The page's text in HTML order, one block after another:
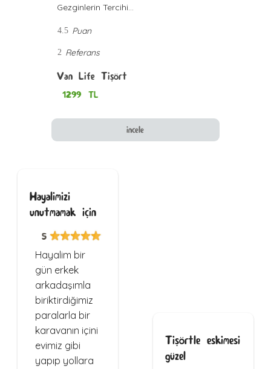
Gezginlerin Tercihi...
4.5 Puan
2 Referans
Van Life Tişört
1299 TL
incele
Hayalimizi
unutmamak için
5
Hayalim bir
gün erkek
arkadaşımla
biriktirdiğimiz
paralarla bir
karavanın içini
evimiz gibi
yapıp yollara
Tişörtle eskimesi
güzel